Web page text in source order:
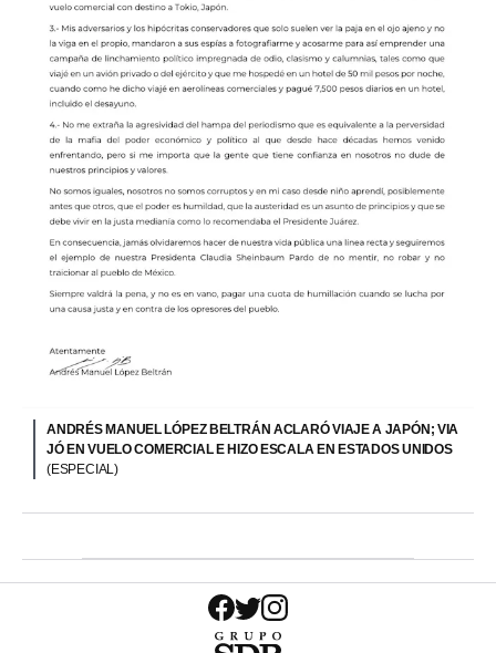
ANDRÉS MANUEL LÓPEZ BELTRÁN ACLARÓ VIAJE A JAPÓN; VIA
JÓ EN VUELO COMERCIAL E HIZO ESCALA EN ESTADOS UNIDOS
(ESPECIAL)